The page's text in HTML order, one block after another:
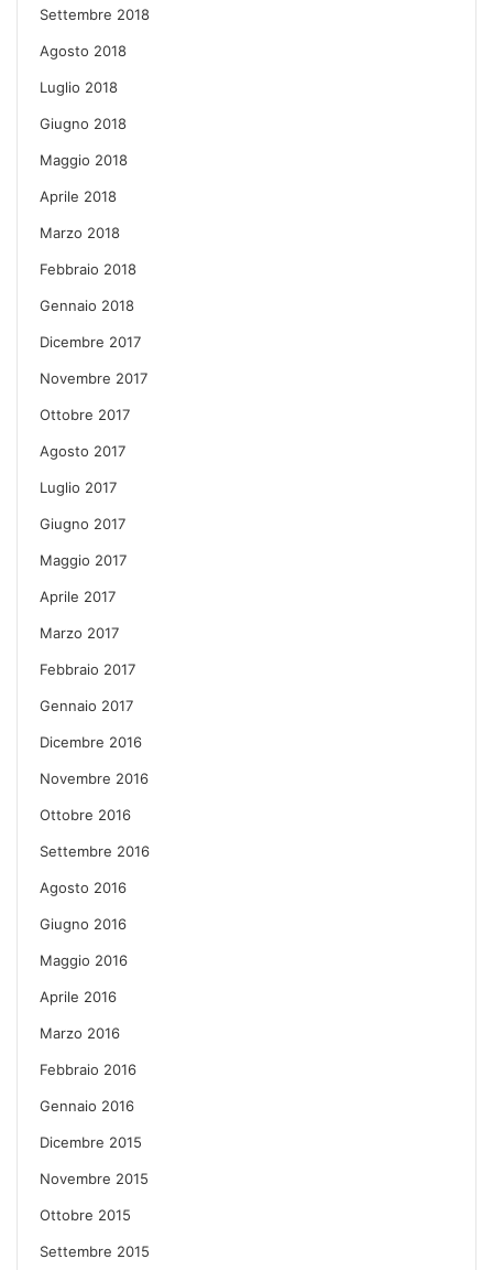
Settembre 2018
Agosto 2018
Luglio 2018
Giugno 2018
Maggio 2018
Aprile 2018
Marzo 2018
Febbraio 2018
Gennaio 2018
Dicembre 2017
Novembre 2017
Ottobre 2017
Agosto 2017
Luglio 2017
Giugno 2017
Maggio 2017
Aprile 2017
Marzo 2017
Febbraio 2017
Gennaio 2017
Dicembre 2016
Novembre 2016
Ottobre 2016
Settembre 2016
Agosto 2016
Giugno 2016
Maggio 2016
Aprile 2016
Marzo 2016
Febbraio 2016
Gennaio 2016
Dicembre 2015
Novembre 2015
Ottobre 2015
Settembre 2015